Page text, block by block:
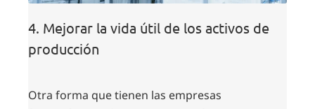
4. Mejorar la vida útil de los activos de
producción
Otra forma que tienen las empresas